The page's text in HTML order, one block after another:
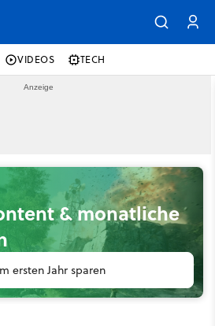
VIDEOS TECH
& monatliche
ersten Jahr sparen